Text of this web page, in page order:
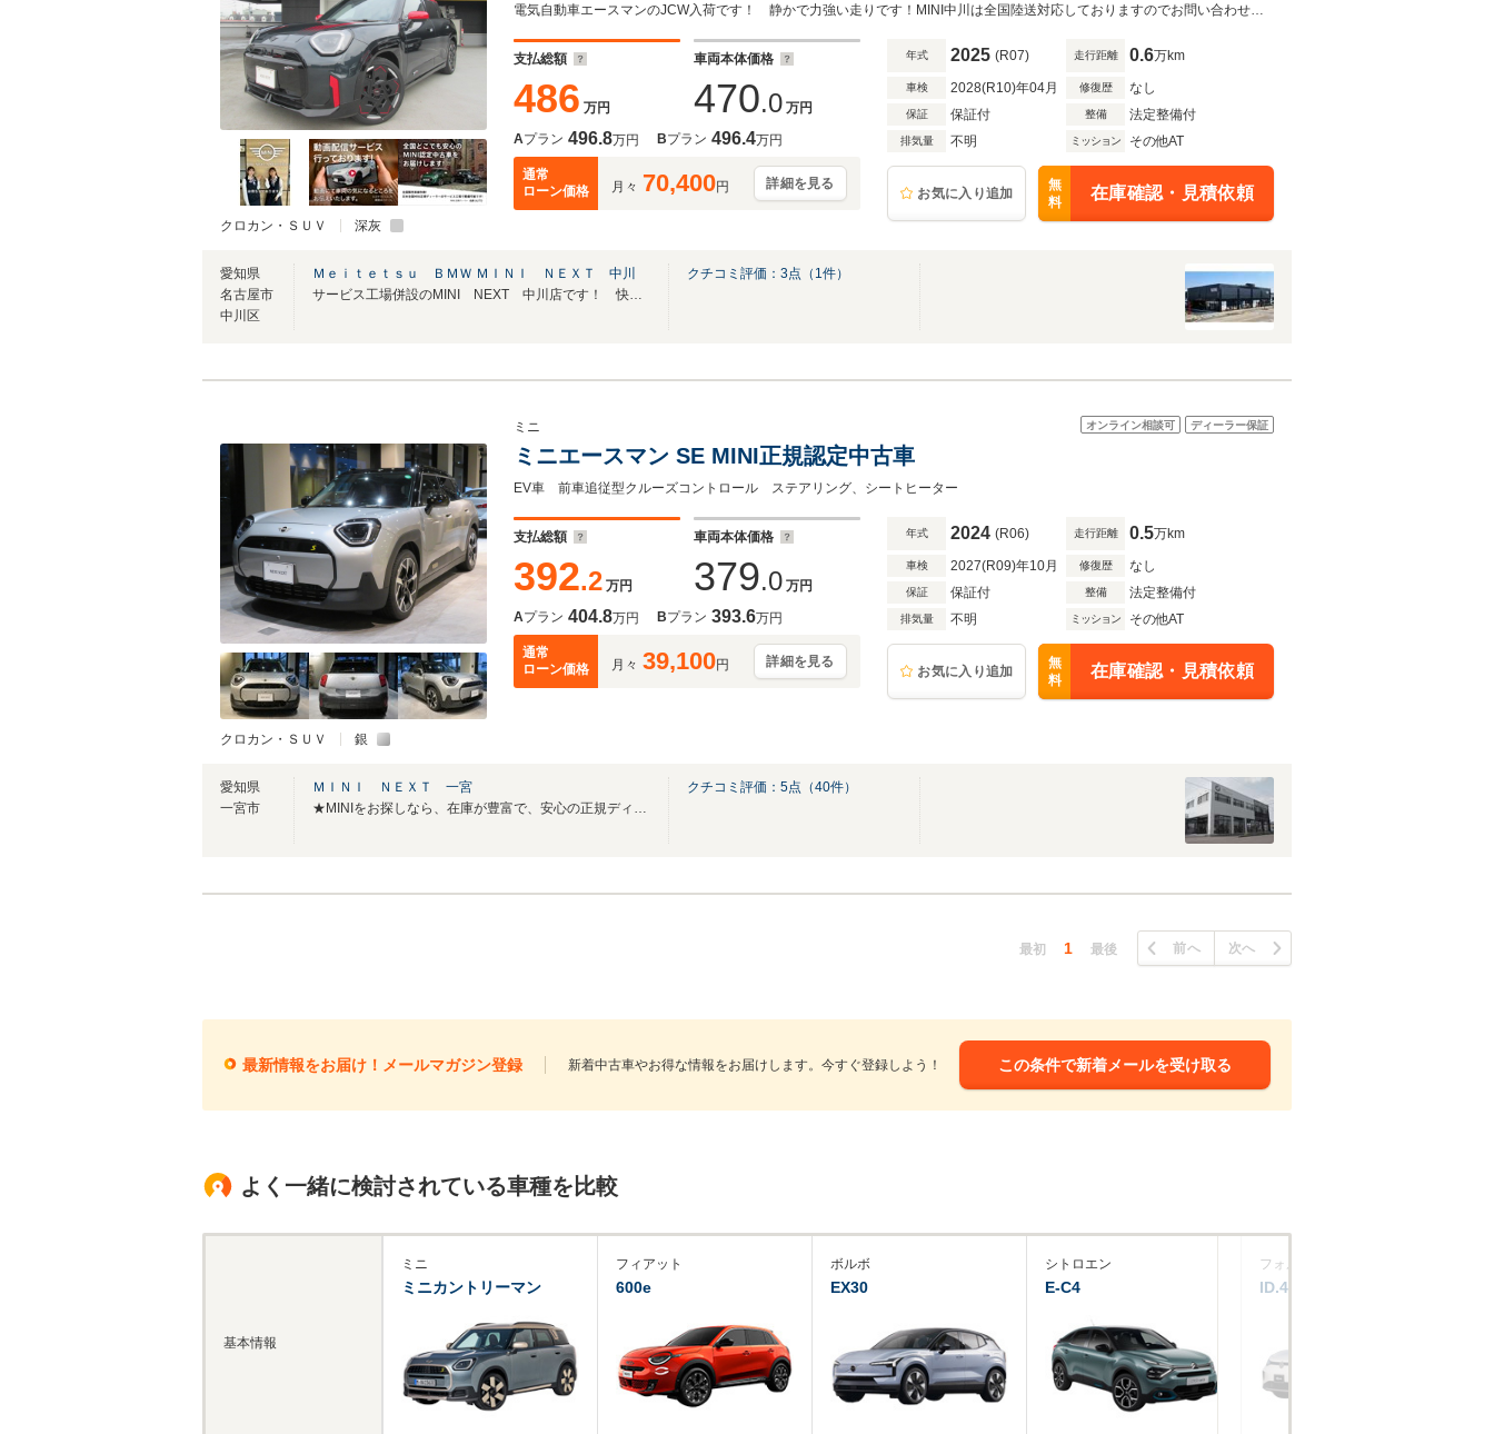
クロカン・ＳＵＶ 深灰
スピーカー 電動パワーシート 認定中古車
電気自動車エースマンのJCW入荷です！ 静かで力強い走りです！MINI中川は全国陸送対応しておりますのでお問い合わせください！
支払総額
486 万円
車両本体価格
470.0 万円
Aプラン 496.8万円 Bプラン 496.4万円
通常
ローン価格
月々 70,400円 詳細を見る
年式 2025 (R07) 走行距離 0.6万km
車検 2028(R10)年04月 修復歴 なし
保証 保証付 整備 法定整備付
排気量 不明 ミッション その他AT
お気に入り追加
無
料
在庫確認・見積依頼
愛知県
名古屋市
中川区
Ｍｅｉｔｅｔｓｕ ＢＭＷ ＭＩＮＩ ＮＥＸＴ 中川
サービス工場併設のMINI NEXT 中川店です！ 快適なMINIライフのご提供致します！
クチコミ評価： 3点（ 1件）
クロカン・ＳＵＶ 銀
オンライン相談可 ディーラー保証
ミニ
ミニエースマン SE MINI正規認定中古車
EV車 前車追従型クルーズコントロール ステアリング、シートヒーター
支払総額
392.2 万円
車両本体価格
379.0 万円
Aプラン 404.8万円 Bプラン 393.6万円
通常
ローン価格
月々 39,100円 詳細を見る
年式 2024 (R06) 走行距離 0.5万km
車検 2027(R09)年10月 修復歴 なし
保証 保証付 整備 法定整備付
排気量 不明 ミッション その他AT
お気に入り追加
無
料
在庫確認・見積依頼
愛知県
一宮市
ＭＩＮＩ ＮＥＸＴ 一宮
★MINIをお探しなら、在庫が豊富で、安心の正規ディーラーMINI NEXT一宮へ★
クチコミ評価： 5点（40件）
最初 1 最後 前へ 次へ
最新情報をお届け！メールマガジン登録 新着中古車やお得な情報をお届けします。今すぐ登録しよう！ この条件で新着メールを受け取る
よく一緒に検討されている車種を比較
基本情報
ミニ
ミニカントリーマン
フィアット
600e
ボルボ
EX30
シトロエン
E-C4
フォルクスワーゲン
ID.4